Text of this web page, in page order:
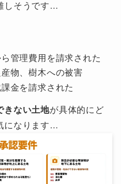
しそうです…
管理費用を請求された
物、樹木への被害
金を請求された
きない土地が具体的にど
になります…